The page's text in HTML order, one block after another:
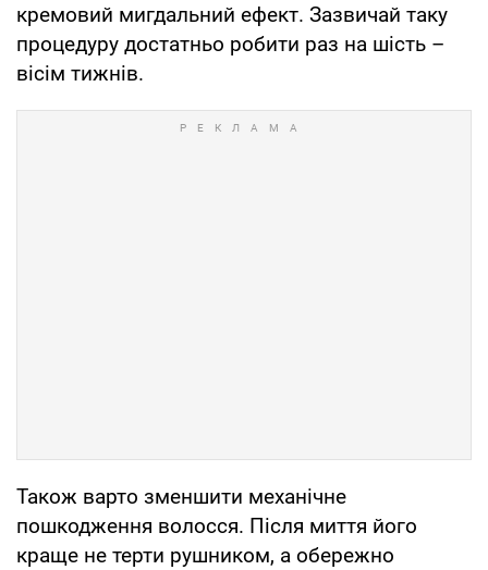
кремовий мигдальний ефект. Зазвичай таку
процедуру достатньо робити раз на шість –
вісім тижнів.
Також варто зменшити механічне
пошкодження волосся. Після миття його
краще не терти рушником, а обережно